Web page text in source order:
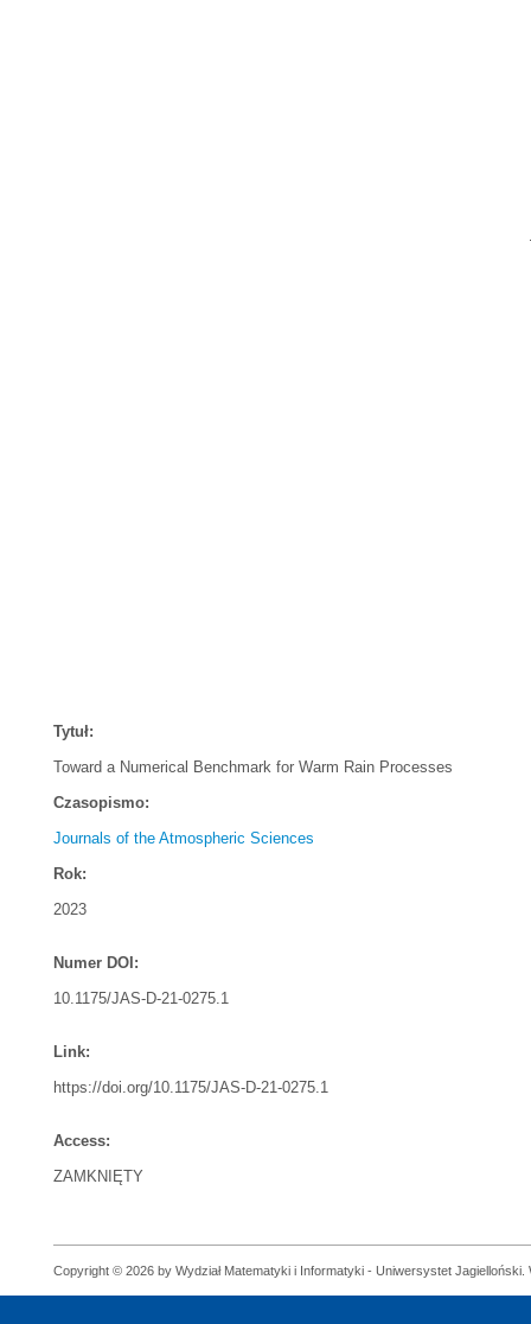
Tytuł:
Toward a Numerical Benchmark for Warm Rain Processes
Czasopismo:
Journals of the Atmospheric Sciences
Rok:
2023
Numer DOI:
10.1175/JAS-D-21-0275.1
Link:
https://doi.org/10.1175/JAS-D-21-0275.1
Access:
ZAMKNIĘTY
Copyright © 2026 by Wydział Matematyki i Informatyki - Uniwersystet